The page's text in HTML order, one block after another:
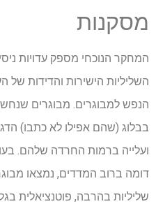
מסקנות
המחקר הנוכחי מספק עדויות
השליליות הישירות והדידות של
הנפש למבוגרים. מבוגרים
בבלוג (שהם אפילו לא כתבו)
ועלייה ברמות החרדה שלהם.
דומה ברוב המדדים, נמצאו
שליליות בהרבה, פוטנציאלית